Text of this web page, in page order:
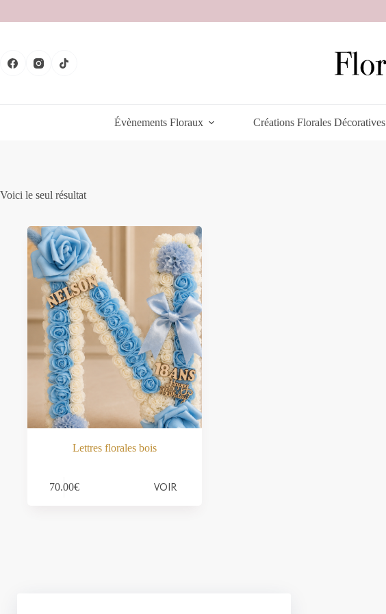
Évènements Floraux Créations Florales Décoratives
Voici le seul résultat
Lettres florales bois
70.00€ VOIR